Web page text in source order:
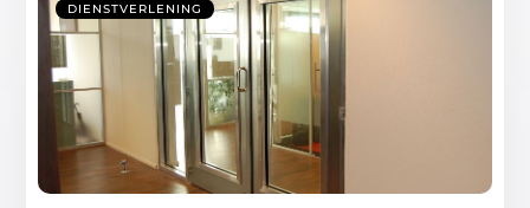
DIENSTVERLENING